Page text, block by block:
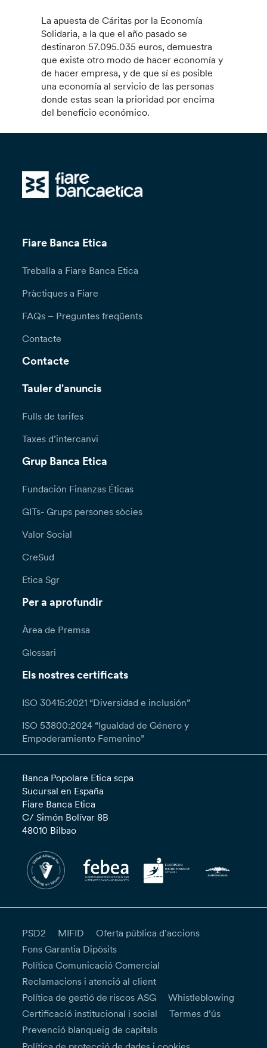
La apuesta de Cáritas por la Economía
Solidaria, a la que el año pasado se
destinaron 57.095.035 euros, demuestra
que existe otro modo de hacer economía y
de hacer empresa, y de que sí es posible
una economía al servicio de las personas
donde estas sean la prioridad por encima
del beneficio económico.
Fiare Banca Etica
Treballa a Fiare Banca Etica
Pràctiques a Fiare
FAQs – Preguntes freqüents
Contacte
Contacte
Tauler d'anuncis
Fulls de tarifes
Taxes d’intercanvi
Grup Banca Etica
Fundación Finanzas Éticas
GITs- Grups persones sòcies
Valor Social
CreSud
Etica Sgr
Per a aprofundir
Àrea de Premsa
Glossari
Els nostres certificats
ISO 30415:2021 “Diversidad e inclusión”
ISO 53800:2024 “Igualdad de Género y
Empoderamiento Femenino”
Banca Popolare Etica scpa
Sucursal en España
Fiare Banca Etica
C/ Simón Bolívar 8B
48010 Bilbao
PSD2 MIFID
Oferta pública d’accions
Fons Garantia Dipòsits
Política Comunicació Comercial
Reclamacions i atenció al client
Política de gestió de riscos ASG
Whistleblowing
Certificació institucional i social
Termes d’ús
Prevenció blanqueig de capitals